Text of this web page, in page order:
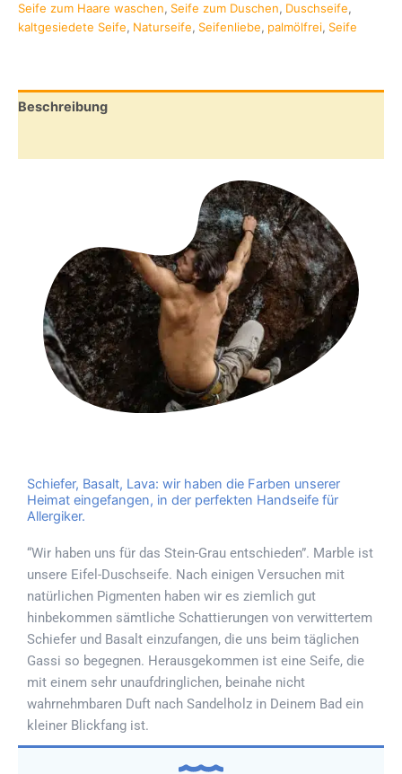
Seife zum Haare waschen, Seife zum Duschen, Duschseife,
kaltgesiedete Seife, Naturseife, Seifenliebe, palmölfrei, Seife
Beschreibung
Schiefer, Basalt, Lava: wir haben die Farben unserer
Heimat eingefangen, in der perfekten Handseife für
Allergiker.
“Wir haben uns für das Stein-Grau entschieden”. Marble ist
unsere Eifel-Duschseife. Nach einigen Versuchen mit
natürlichen Pigmenten haben wir es ziemlich gut
hinbekommen sämtliche Schattierungen von verwittertem
Schiefer und Basalt einzufangen, die uns beim täglichen
Gassi so begegnen. Herausgekommen ist eine Seife, die
mit einem sehr unaufdringlichen, beinahe nicht
wahrnehmbaren Duft nach Sandelholz in Deinem Bad ein
kleiner Blickfang ist.